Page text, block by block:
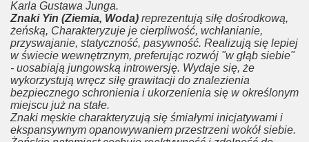
Karla Gustawa Junga.
Znaki Yin (Ziemia, Woda) reprezentują siłę dośrodkową,
żeńską, Charakteryzuje je cierpliwość, wchłanianie,
przyswajanie, statyczność, pasywność. Realizują się lepiej
w świecie wewnętrznym, preferując rozwój "w głąb siebie"
- uosabiają jungowską introwersję. Wydaje się, że
wykorzystują wręcz siłę grawitacji do znalezienia
bezpiecznego schronienia i ukorzenienia się w określonym
miejscu już na stałe.
Znaki męskie charakteryzują się śmiałymi inicjatywami i
ekspansywnym opanowywaniem przestrzeni wokół siebie.